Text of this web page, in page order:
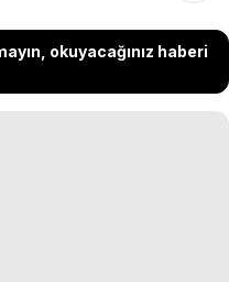
okuyacağınız haberi